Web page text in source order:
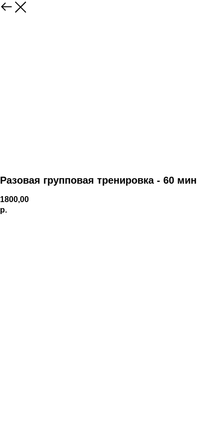
Разовая групповая тренировка - 60 мин
1800,00
р.